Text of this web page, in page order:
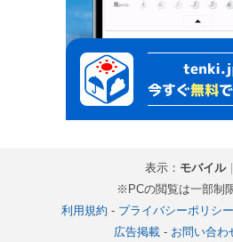
表示： モバイル｜
※PCの閲覧は一部制
利用規約 - プライバシーポリシー
広告掲載- お問い合わ